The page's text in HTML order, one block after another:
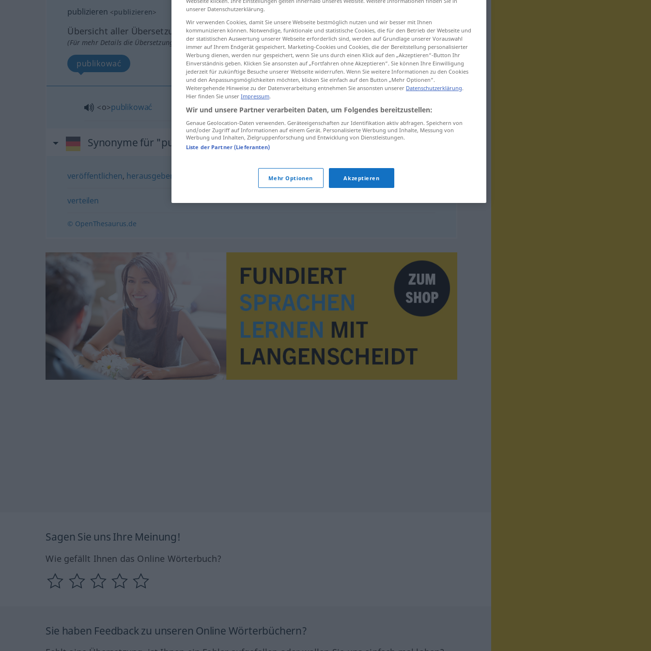
publizieren <publizieren>
Übersicht aller Übersetzungen
(Für mehr Details die Übersetzung anklicken/antippen)
publikować
<o>publikować publizieren
Synonyme für "publizieren"
veröffentlichen, herausgeben
verteilen
© OpenThesaurus.de
Sagen Sie uns Ihre Meinung!
Wie gefällt Ihnen das Online Wörterbuch?
Sie haben Feedback zu unseren Online Wörterbüchern?
unserer Datenschutzerklärung.
Wir verwenden Cookies, damit Sie unsere Webseite bestmöglich nutzen und wir besser mit Ihnen
kommunizieren können. Notwendige, funktionale und statistische Cookies, die für den Betrieb der Webseite und
der statistischen Auswertung unserer Webseite erforderlich sind, werden auf Grundlage unserer Vorauswahl
immer auf Ihrem Endgerät gespeichert. Marketing-Cookies und Cookies, die der Bereitstellung personalisierter
Werbung dienen, werden nur gespeichert, wenn Sie uns durch einen Klick auf den „Akzeptieren“-Button Ihr
Einverständnis geben. Klicken Sie ansonsten auf „Fortfahren ohne Akzeptieren“. Sie können Ihre Einwilligung
jederzeit für zukünftige Besuche unserer Webseite widerrufen. Wenn Sie weitere Informationen zu den Cookies
und den Anpassungsmöglichkeiten möchten, klicken Sie einfach auf den Button „Mehr Optionen“.
Weitergehende Hinweise zu der Datenverarbeitung entnehmen Sie ansonsten unserer Datenschutzerklärung.
Hier finden Sie unser Impressum.
Wir und unsere Partner verarbeiten Daten, um Folgendes bereitzustellen:
Genaue Geolocation-Daten verwenden. Geräteeigenschaften zur Identifikation aktiv abfragen. Speichern von
und/oder Zugriff auf Informationen auf einem Gerät. Personalisierte Werbung und Inhalte, Messung von
Werbung und Inhalten, Zielgruppenforschung und Entwicklung von Dienstleistungen.
Liste der Partner (Lieferanten)
Mehr Optionen Akzeptieren